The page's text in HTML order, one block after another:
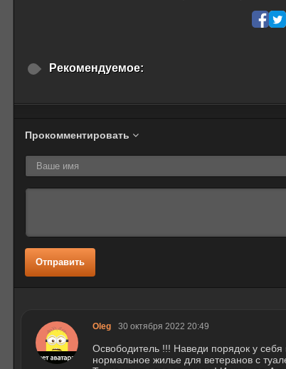
Рекомендуемое:
Прокомментировать
Отправить
Oleg 30 октября 2022 20:49
Освободитель !!! Наведи порядок у
нормальное жилье для ветеранов с